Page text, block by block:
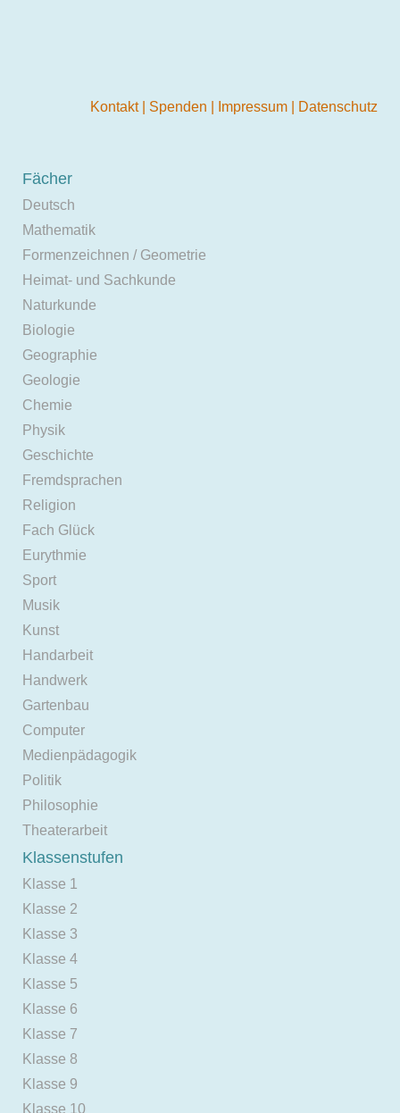
Kontakt Spenden Impressum Datenschutz
Fächer
Deutsch
Mathematik
Formenzeichnen / Geometrie
Heimat- und Sachkunde
Naturkunde
Biologie
Geographie
Geologie
Chemie
Physik
Geschichte
Fremdsprachen
Religion
Fach Glück
Eurythmie
Sport
Musik
Kunst
Handarbeit
Handwerk
Gartenbau
Computer
Medienpädagogik
Politik
Philosophie
Theaterarbeit
Klassenstufen
Klasse 1
Klasse 2
Klasse 3
Klasse 4
Klasse 5
Klasse 6
Klasse 7
Klasse 8
Klasse 9
Klasse 10